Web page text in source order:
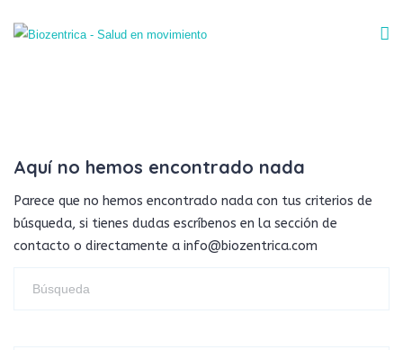
Aquí no hemos encontrado nada
Parece que no hemos encontrado nada con tus criterios de
búsqueda, si tienes dudas escríbenos en la sección de
contacto o directamente a info@biozentrica.com